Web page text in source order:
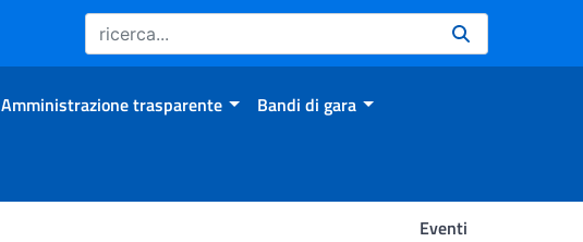
Amministrazione trasparente Bandi di gara
Eventi